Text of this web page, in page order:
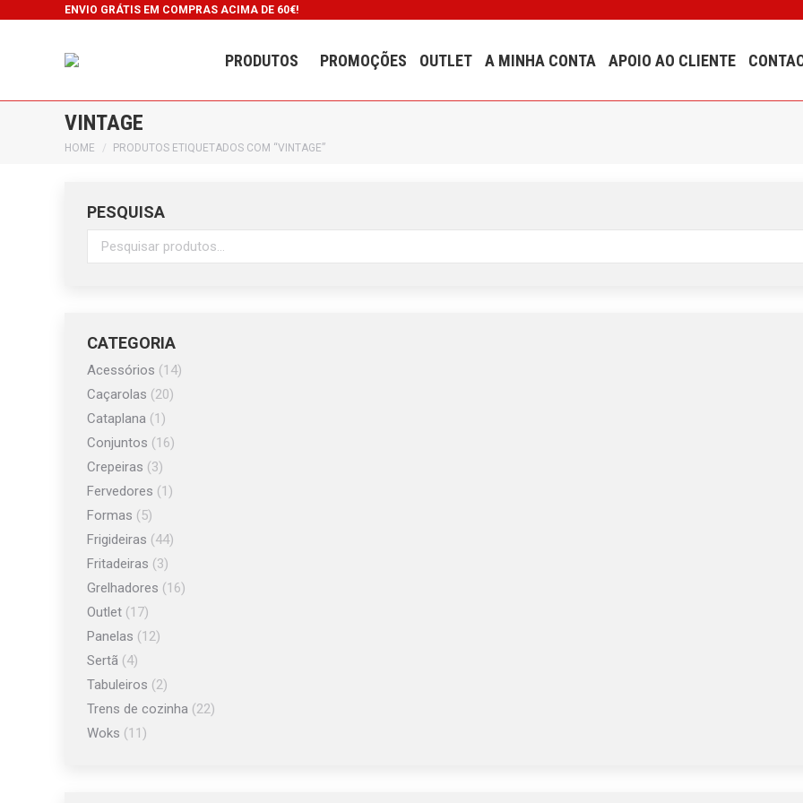
ENVIO GRÁTIS EM COMPRAS ACIMA DE 60€!
PRODUTOS PROMOÇÕES OUTLET A MINHA CONTA APOIO AO CLIENTE
VINTAGE
You are here:
HOME PRODUTOS ETIQUETADOS COM “VINTAGE”
PESQUISA
CATEGORIA
Acessórios (14)
Caçarolas (20)
Cataplana (1)
Conjuntos (16)
Crepeiras (3)
Fervedores (1)
Formas (5)
Frigideiras (44)
Fritadeiras (3)
Grelhadores (16)
Outlet (17)
Panelas (12)
Sertã (4)
Tabuleiros (2)
Trens de cozinha (22)
Woks (11)